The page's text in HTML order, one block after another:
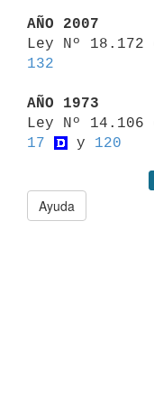
AÑO 2007
132
AÑO 1973
17
y 120
Ayuda